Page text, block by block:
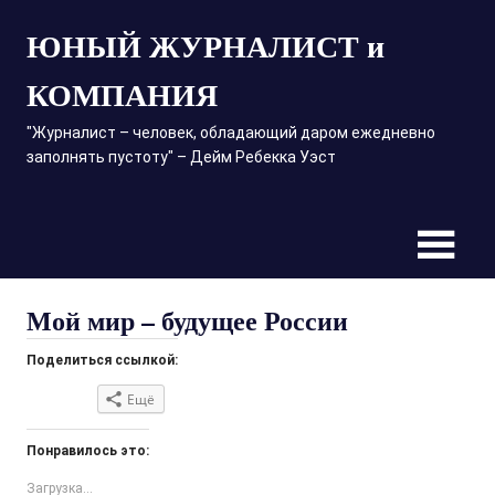
содержимому
ЮНЫЙ ЖУРНАЛИСТ и
КОМПАНИЯ
"Журналист – человек, обладающий даром ежедневно
заполнять пустоту" – Дейм Ребекка Уэст
Мой мир – будущее России
Поделиться ссылкой:
Нажмите,
чтобы
Нажмите
Нажмите,
Нажмите,
Нажмите,
Нажмите,
Ещё
Понравилось это:
Загрузка...